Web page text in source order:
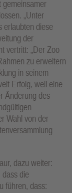
gemeinsamer
„Unter
erlaubten diese
der
vertritt: „Der Zoo
zu erweitern
in seinem
Erfolg, weil eine
Änderung des
Wahl von der
dazu weiter:
dass die
führen, dass: